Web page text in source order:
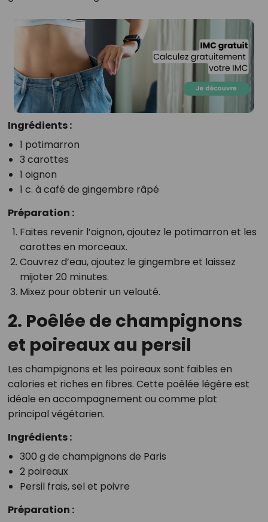
Ingrédients :
1 potimarron
3 carottes
1 oignon
1 c. à café de gingembre râpé
Préparation :
Faites revenir l’oignon, ajoutez le potimarron et les
carottes en morceaux.
Couvrez d’eau, ajoutez le gingembre et laissez
mijoter 20 minutes.
Mixez pour obtenir un velouté.
2. Poêlée de champignons
et poireaux au persil
Les champignons et les poireaux sont faibles en
calories et riches en fibres. Cette poêlée légère est
idéale en accompagnement ou comme plat
principal végétarien.
Ingrédients :
300 g de champignons de Paris
2 poireaux
Persil frais, sel et poivre
Préparation :